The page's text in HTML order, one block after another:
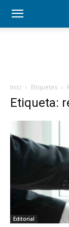
Inici Etiquetes
Etiqueta:
Editorial